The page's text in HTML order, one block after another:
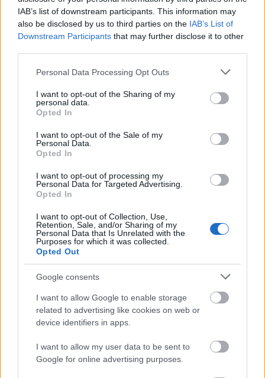
IAB’s list of downstream participants. This information may
also be disclosed by us to third parties on the IAB’s List of
Downstream Participants that may further disclose it to other
Please note that this website/app uses one or more Google
not limited to your visit or usage behaviour. You may click to
grant or deny consent to Google and its third-party tags to
use your data for below specified purposes in below Google
consent section.
Personal Data Processing Opt Outs
I want to opt-out of the Sharing of my
personal data.
Opted In
I want to opt-out of the Sale of my
Personal Data.
Opted In
I want to opt-out of processing my
Personal Data for Targeted Advertising.
Opted In
I want to opt-out of Collection, Use,
Retention, Sale, and/or Sharing of my
Personal Data that Is Unrelated with the
Purposes for which it was collected.
Opted Out
Google consents
I want to allow Google to enable storage
related to advertising like cookies on web or
device identifiers in apps.
I want to allow my user data to be sent to
Google for online advertising purposes.
Deszkás
@Leadfoot
: Néha kell, hogy tanuljon belőle a dugó
okozója, pl Bajcsy-Andrássy sarkán, mikr bejönnek a
kereszteződésbe akkor is, ha nem férnek át, de jön és
jön, ezzel elállva a másik útját.
SomiTomi
@Deszkás: Ha beállnak a kereszteződésbe a lámk,
akkor valóban oké, egyébként meg egyenlő az "egy
köcsög faszparaszt vagyok" mondat hangos
üvöltözésével...
Amúgy ezt nem értem, hol a segítőkészség ilyenkor,
ahelyett, hogy odamennének mondjuk öten, és
eltolnák az autót, mind a húsz izomból dudál.
Egyszer télrn láttunk egy autót az árokba fordulva,
segítettünk, szerintem ez a normális magatartás.
Amúgy elég nehezen adta magát az autó, kellett egy
pár deszka, kb. tíz ember és az autónk
(+vontatókötél), hogy kijöjjön.